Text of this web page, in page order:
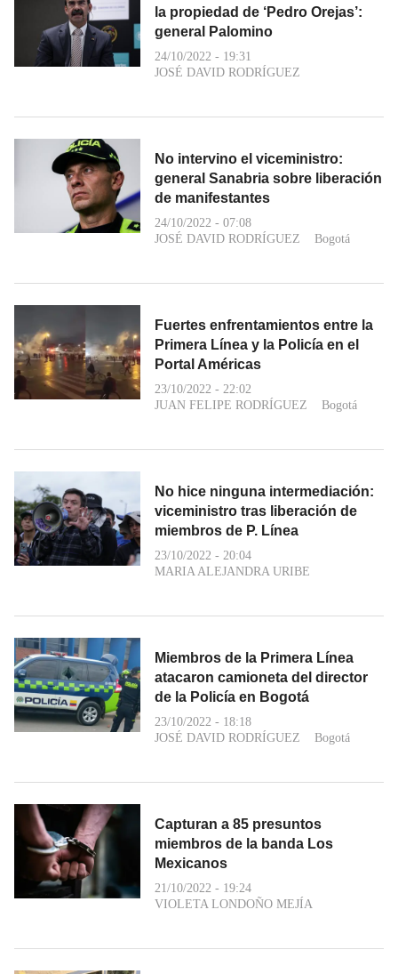
la propiedad de ‘Pedro Orejas’:
general Palomino
24/10/2022 - 19:31
JOSÉ DAVID RODRÍGUEZ
No intervino el viceministro:
general Sanabria sobre liberación
de manifestantes
24/10/2022 - 07:08
JOSÉ DAVID RODRÍGUEZ
Bogotá
Fuertes enfrentamientos entre la
Primera Línea y la Policía en el
Portal Américas
23/10/2022 - 22:02
JUAN FELIPE RODRÍGUEZ
Bogotá
No hice ninguna intermediación:
viceministro tras liberación de
miembros de P. Línea
23/10/2022 - 20:04
MARIA ALEJANDRA URIBE
Miembros de la Primera Línea
atacaron camioneta del director
de la Policía en Bogotá
23/10/2022 - 18:18
JOSÉ DAVID RODRÍGUEZ
Bogotá
Capturan a 85 presuntos
miembros de la banda Los
Mexicanos
21/10/2022 - 19:24
VIOLETA LONDOÑO MEJÍA